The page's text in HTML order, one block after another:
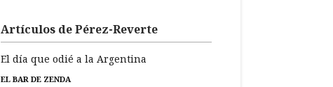
Artículos de Pérez-Reverte
El día que odié a la Argentina
EL BAR DE ZENDA